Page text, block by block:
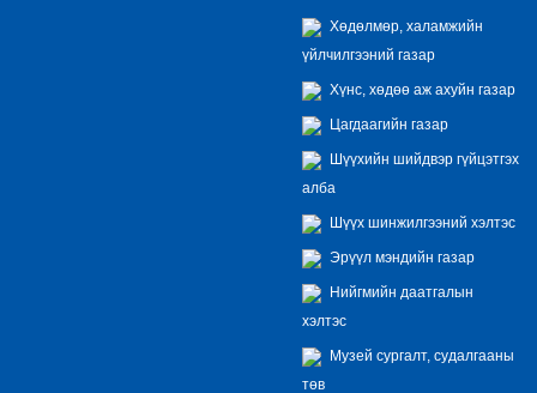
Хөдөлмөр, халамжийн
үйлчилгээний газар
Хүнс, хөдөө аж ахуйн газар
Цагдаагийн газар
Шүүхийн шийдвэр гүйцэтгэх
алба
Шүүх шинжилгээний хэлтэс
Эрүүл мэндийн газар
Нийгмийн даатгалын
хэлтэс
Музей сургалт, судалгааны
төв